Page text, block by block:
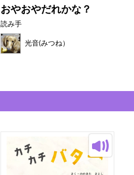
おやおやだれかな？
読み手
光音(みつね）